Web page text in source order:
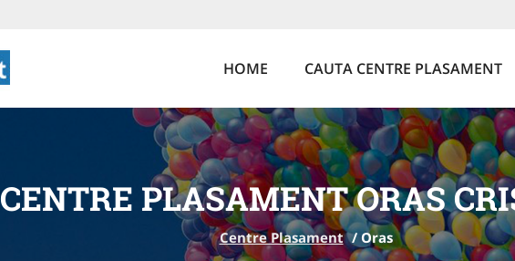
HOME CAUTA CENTRE PLASAMENT
CENTRE PLASAMENT ORAS
Centre Plasament / Oras